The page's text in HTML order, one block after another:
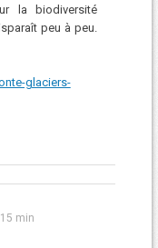
la biodiversité
peu à peu.
glaciers-
min